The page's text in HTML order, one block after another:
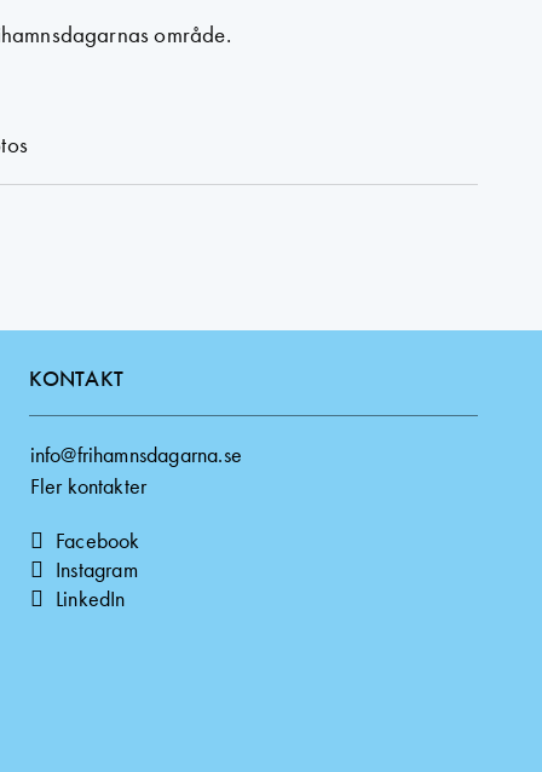
område.
KONTAKT
info@frihamnsdagarna.se
Fler kontakter
Facebook
Instagram
LinkedIn